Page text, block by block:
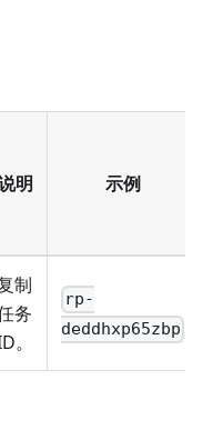
明 示例
制
务
。
rp-
deddhxp65zbp